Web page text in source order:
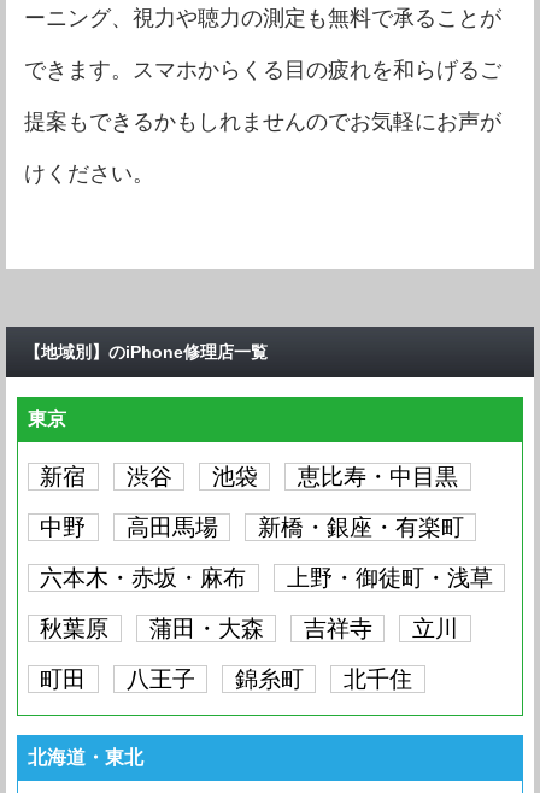
要問い合わせ
iPhone4 要問い合わせ
iPhone4
iPhone4 要問い合わせ
ーニング、視力や聴力の測定も無料で承ることが
できます。スマホからくる目の疲れを和らげるご
提案もできるかもしれませんのでお気軽にお声が
けください。
【地域別】のiPhone修理店一覧
東京
新宿 渋谷 池袋
恵比寿・中目黒
中野
高田馬場
新橋・銀座・有楽町
六本木・赤坂・麻布
上野・御徒町・浅草
秋葉原
蒲田・大森 吉祥寺
立川
町田
八王子 錦糸町 北千住
北海道・東北